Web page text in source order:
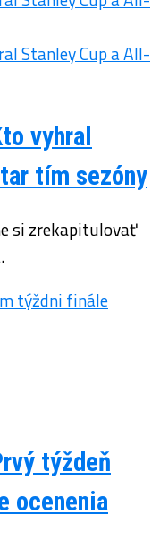
vyhral
tím sezóny
si zrekapitulovať
týždeň
ocenenia